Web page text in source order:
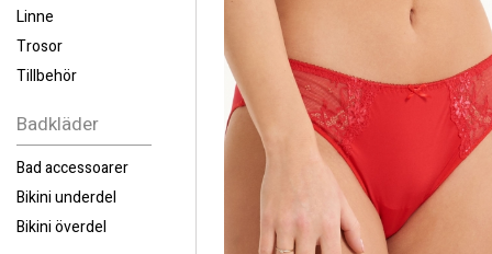
Linne
Trosor
Tillbehör
Badkläder
Bad accessoarer
Bikini underdel
Bikini överdel